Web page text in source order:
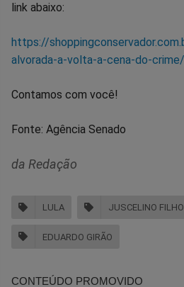
link abaixo:
https://
alvorada-a-volta-a-cena-do-
Contamos com você!
Fonte: Agência Senado
da Redação
LULA JUSCELINO FILHO
EDUARDO GIRÃO